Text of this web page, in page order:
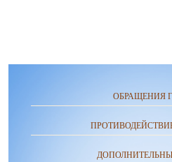
ОБРАЩЕНИЯ